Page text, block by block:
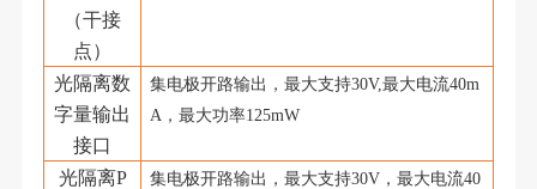
（干接
点）
光隔离数
字量输出
接口
集电极开路输出，最大支持30V,最大电流40m
A ，最大功率125mW
光隔离P
集电极开路输出，最大支持30V ，最大电流40